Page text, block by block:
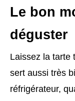
Le bon
déguster
Laissez la tarte
sert aussi très
réfrigérateur,